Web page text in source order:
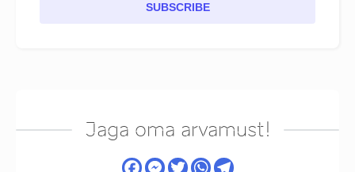
SUBSCRIBE
Jaga oma arvamust!